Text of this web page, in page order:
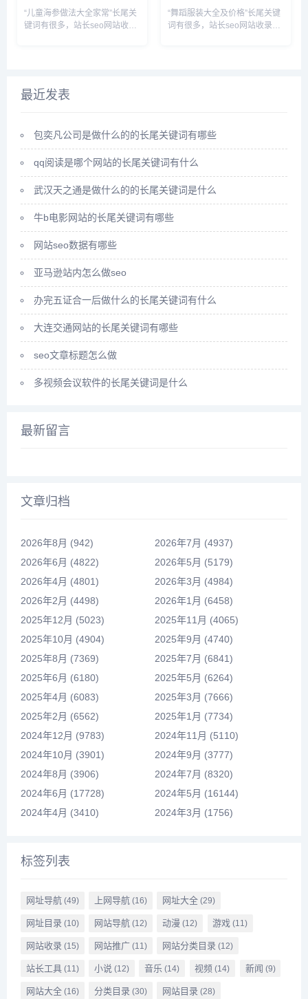
“儿童海参做法大全家常”长尾关
键词有很多，站长seo网站收录
童海参汤的做法大全,海参...
“舞蹈服装大全及价格”长尾关键
词有很多，站长seo网站收录导
最近发表
包奕凡公司是做什么的的长尾关键词有哪些
qq阅读是哪个网站的长尾关键词有什么
武汉天之通是做什么的的长尾关键词是什么
牛b电影网站的长尾关键词有哪些
网站seo数据有哪些
亚马逊站内怎么做seo
办完五证合一后做什么的长尾关键词有什么
大连交通网站的长尾关键词有哪些
seo文章标题怎么做
多视频会议软件的长尾关键词是什么
最新留言
文章归档
2026年8月 (942)
2026年7月 (4937)
2026年6月 (4822)
2026年5月 (5179)
2026年4月 (4801)
2026年3月 (4984)
2026年2月 (4498)
2026年1月 (6458)
2025年12月 (5023)
2025年11月 (4065)
2025年10月 (4904)
2025年9月 (4740)
2025年8月 (7369)
2025年7月 (6841)
2025年6月 (6180)
2025年5月 (6264)
2025年4月 (6083)
2025年3月 (7666)
2025年2月 (6562)
2025年1月 (7734)
2024年12月 (9783)
2024年11月 (5110)
2024年10月 (3901)
2024年9月 (3777)
2024年8月 (3906)
2024年7月 (8320)
2024年6月 (17728)
2024年5月 (16144)
2024年4月 (3410)
2024年3月 (1756)
标签列表
网址导航(49) 上网导航(16) 网址大全 (29)
网址目录(10) 网站导航(12) 动漫 (12) 游戏 (11)
网站收录(15) 网站推广(11) 网站分类目录 (12)
站长工具(11) 小说(12) 音乐 (14) 视频 (14) 新闻 (9)
网站大全(16) 分类目录(30) 网站目录 (28)